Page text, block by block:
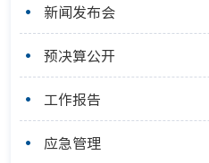
新闻发布会
预决算公开
工作报告
应急管理